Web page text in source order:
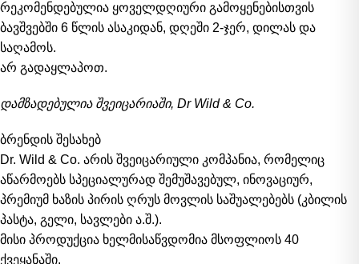
რეკომენდებულია ყოველდღიური გამოყენებისთვის
ბავშვებში 6 წლის ასაკიდან, დღეში 2-ჯერ, დილას და
საღამოს.
არ გადაყლაპოთ.
დამზადებულია შვეიცარიაში, Dr Wild & Co.
ბრენდის შესახებ
Dr. Wild & Co. არის შვეიცარიული კომპანია, რომელიც
აწარმოებს სპეციალურად შემუშავებულ, ინოვაციურ,
პრემიუმ ხაზის პირის ღრუს მოვლის საშუალებებს (კბილის
პასტა, გელი, სავლები ა.შ.).
მისი პროდუქცია ხელმისაწვდომია მსოფლიოს 40
ქვეყანაში.